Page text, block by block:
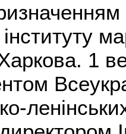
інституту
1